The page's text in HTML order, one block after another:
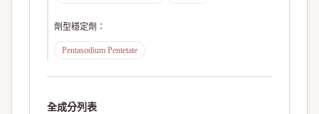
劑型穩定劑 ：
Pentasodium Pentetate
全成分列表